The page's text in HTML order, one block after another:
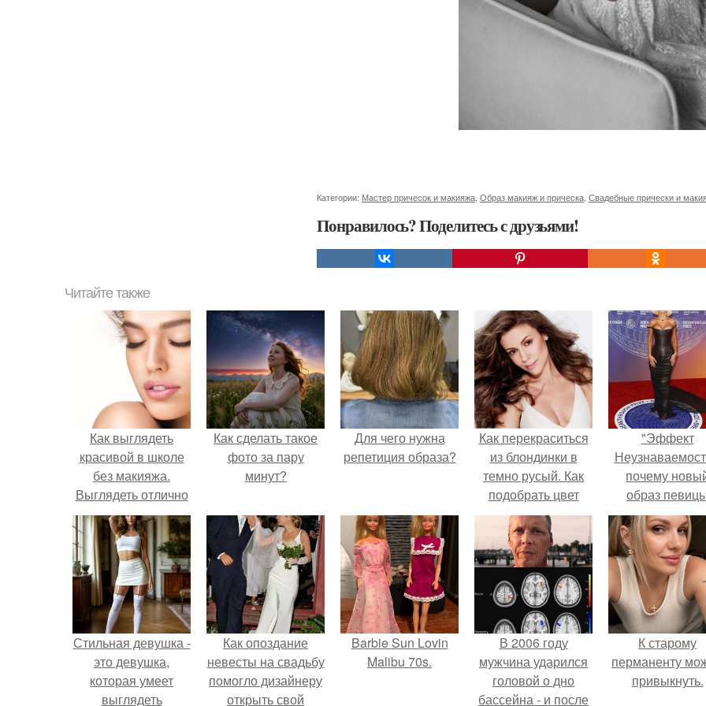
Категории: Мастер причесок и макияжа Образ макияж и прическа Свадебные прически и
Понравилось? Поделитесь с друзьями!
Читайте также
Как выглядеть
красивой в школе
без макияжа.
Выглядеть отлично
без макияжа: 10
простых правил.
Как сделать такое
фото за пару
минут?
Для чего нужна
репетиция образа?
Как перекраситься
из блондинки в
темно русый. Как
подобрать цвет
волос после
осветления
"Эффект
почему
образ
вызвал
гранях
возможного?
Стильная девушка -
это девушка,
которая умеет
выглядеть
Как опоздание
невесты на свадьбу
помогло дизайнеру
открыть свой
Barbie Sun Lovin
Malibu 70s.
В 2006 году
мужчина ударился
головой о дно
бассейна - и после
К старому
перманенту
привыкнуть.